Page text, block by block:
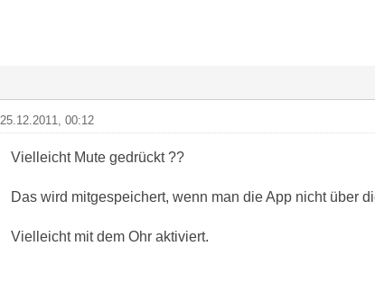
25.12.2011, 00:12
Vielleicht Mute gedrückt ??
Das wird mitgespeichert, wenn man die App nicht über
Vielleicht mit dem Ohr aktiviert.